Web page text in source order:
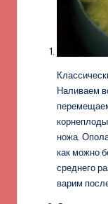
Наливаем
ножа.
как можно
среднего
варим